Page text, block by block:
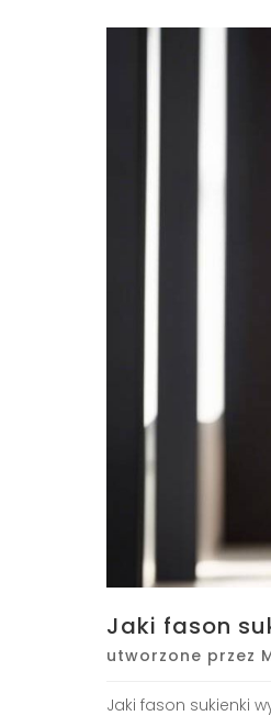
Jaki fason
utworzone przez
Jaki fason sukienki